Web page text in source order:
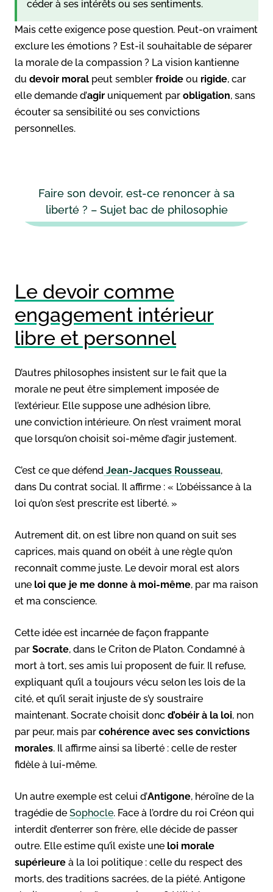
céder à ses intérêts ou ses sentiments.
Mais cette exigence pose question. Peut-on vraiment
exclure les émotions ? Est-il souhaitable de séparer
la morale de la compassion ? La vision kantienne
du devoir moral peut sembler froide ou rigide, car
elle demande d’agir uniquement par obligation, sans
écouter sa sensibilité ou ses convictions
personnelles.
Faire son devoir, est-ce renoncer à sa
liberté ? – Sujet bac de philosophie
Le devoir comme
engagement intérieur
libre et personnel
D’autres philosophes insistent sur le fait que la
morale ne peut être simplement imposée de
l’extérieur. Elle suppose une adhésion libre,
une conviction intérieure. On n’est vraiment moral
que lorsqu’on choisit soi-même d’agir justement.
C’est ce que défend Jean-Jacques Rousseau,
dans Du contrat social. Il affirme : « L’obéissance à la
loi qu’on s’est prescrite est liberté. »
Autrement dit, on est libre non quand on suit ses
caprices, mais quand on obéit à une règle qu’on
reconnaît comme juste. Le devoir moral est alors
une loi que je me donne à moi-même, par ma raison
et ma conscience.
Cette idée est incarnée de façon frappante
par Socrate, dans le Criton de Platon. Condamné à
mort à tort, ses amis lui proposent de fuir. Il refuse,
expliquant qu’il a toujours vécu selon les lois de la
cité, et qu’il serait injuste de s’y soustraire
maintenant. Socrate choisit donc d’obéir à la loi, non
par peur, mais par cohérence avec ses convictions
morales. Il affirme ainsi sa liberté : celle de rester
fidèle à lui-même.
Un autre exemple est celui d’Antigone, héroïne de la
tragédie de Sophocle. Face à l’ordre du roi Créon qui
interdit d’enterrer son frère, elle décide de passer
outre. Elle estime qu’il existe une loi morale
supérieure à la loi politique : celle du respect des
morts, des traditions sacrées, de la piété. Antigone